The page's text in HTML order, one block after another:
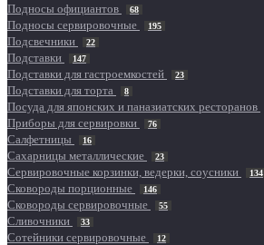
Подносы официантов 68
Подносы сервировочные 195
Подсвечники 22
Подставки 147
Подставки для гастроемкостей 23
Подставки для торта 8
Посуда для японских и паназиатских ресторанов
Приборы для сервировки 76
Салфетницы 16
Сахарницы металлические 23
Сервировочные корзинки, ведерки, соусники 134
Сковороды порционные 146
Сковороды сервировочные 55
Сливочники 33
Сотейники сервировочные 12